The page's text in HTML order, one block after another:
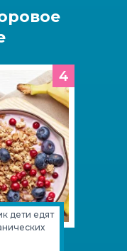
дети едят
4